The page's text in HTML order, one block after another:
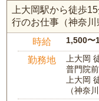
上大岡駅から徒歩
行のお仕事（神奈川
時給 1,500〜
勤務地
上大岡
普門院
上大岡
（神奈